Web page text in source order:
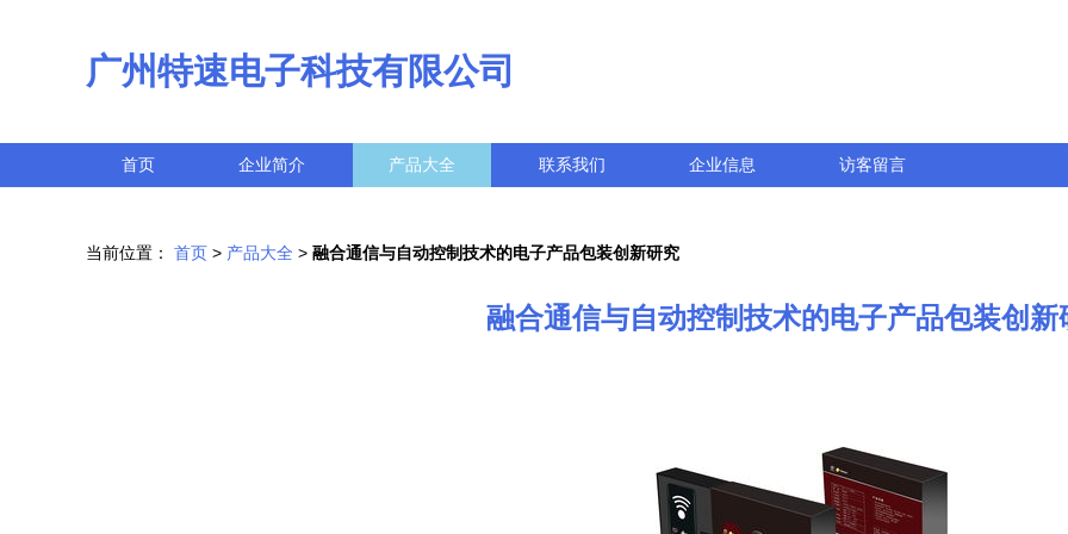
广州特速电子科技有限公司
首页 企业简介 产品大全 联系我们 企业信息 访客留言
当前位置： 首页 > 产品大全 > 融合通信与自动控制技术的电子产品包装创新研究
融合通信与自动控制技术的电子产品包装创新